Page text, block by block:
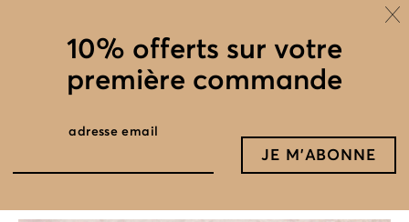
Mini sac #60
10% offerts sur votre
première commande
adresse email